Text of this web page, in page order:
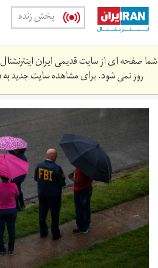
Skip
main
content
پخش زنده
شما صفحه ای از سایت قدیمی ایران
روز نمی شود. برای مشاهده سایت جدید به
0f86-
4409-
a1cc-
e11cbcc4271d-
superjumbo.jpg